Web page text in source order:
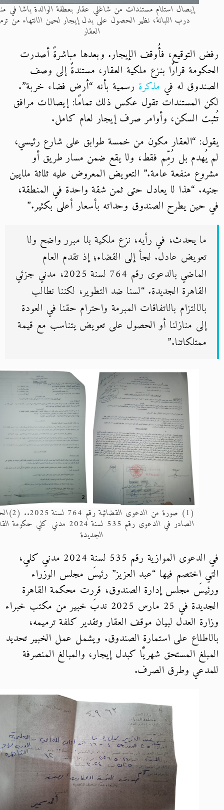
إيصال استلام مستندات من شاغلي عقار بعطفة الوالدة باشا في منطقة
درب اللبانة، نظير الحصول على بدل إيجار لحين الانتهاء من ترميم
العقار
التوقيع، فأُوقف الإيجار. وبعدها مباشرةً أصدرت
قرارًا بنزع ملكية العقار، مستندةً إلى وصف
له في مذكرةرسمية بأنه “أرض فضاء خربة”.
المستندات تقول عكس ذلك تمامًا: إيصالات مرافق
السكن، وأوامر صرف إيجار لعام كامل.
“العقار مكون من خمسة طوابق على شارع رئيسي،
بل رُمِّم فقط، ولا يقع ضمن مسار طريق أو
منفعة عامة.” التعويض المعروض عليه ثلاثة ملايين
“هذا لا يعادل حتى ثمن شقة واحدة في المنطقة،
يطرح الصندوق وحداته بأسعار أعلى بكثير.”
ما يحدث، في رأيه، نزع ملكية بلا مبرر واضح ولا
تعويض عادل. لجأ إلى القضاء؛ إذ تقدم العام
الماضي بالدعوى رقم 764 لسنة 2025، مدني جزئي
القاهرة الجديدة. “لسنا ضد التطوير، لكننا نطالب
بالالتزام بالاتفاقات المبرمة واحترام حقنا في العودة
إلى منازلنا أو الحصول على تعويض يتناسب مع قيمة
ممتلكاتنا.”
(1) صورة من الدعوى القضائية رقم 764 لسنة 2025.. (2)الحكم
الصادر في الدعوى رقم 535 لسنة 2024 مدني كلي حكومة القاهرة
الجديدة
في الدعوى الموازية رقم 535 لسنة 2024 مدني كلي،
اختصم فيها “عبد العزيز” رئيسَ مجلس الوزراء
مجلس إدارة الصندوق، قررت محكمة القاهرة
الجديدة في 25 مارس 2025 ندبَ خبير من مكتب خبراء
العدل لبيان موقف العقار وتقدير كلفة ترميمه،
على استمارة الصندوق. ويشمل عمل الخبير تحديد
المستحق شهريًّا كبدل إيجار، والمبالغ المنصرفة
وطرق الصرف.